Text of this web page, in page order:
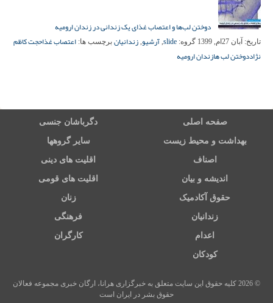
دوختن لب‌ها و اعتصاب غذای یک زندانی در زندان ارومیه
تاریخ: آبان 27ام, 1399 گروه: slide
, آرشیو, زندانیان برچسب ها: اعتصاب غذاحجت کاظم
نژاددوختن لب هازندان ارومیه
صفحه اصلی دگرباشان جنسی
بهداشت و محیط زیست سایر گروهها
اصناف اقلیت های دینی
اندیشه و بیان اقلیت های قومی
حقوق آکادمیک زنان
زندانیان فرهنگی
اعدام کارگران
کودکان
© 2026 کلیه حقوق این سایت متعلق به خبرگزاری هرانا، ارگان خبری مجموعه فعالان
حقوق بشر در ایران است